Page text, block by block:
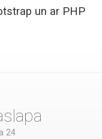
un ar PHP
24